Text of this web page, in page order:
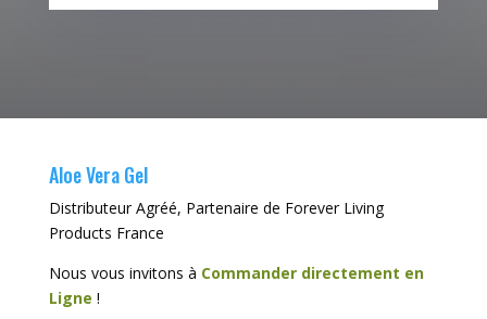
Aloe Vera Gel
Distributeur Agréé, Partenaire de Forever Living
Products France
Nous vous invitons à Commander directement en
Ligne !